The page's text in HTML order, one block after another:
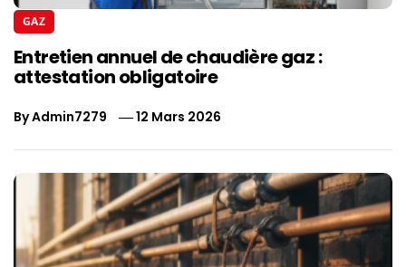
GAZ
Entretien annuel de chaudière gaz :
attestation obligatoire
ByAdmin7279 12 Mars 2026